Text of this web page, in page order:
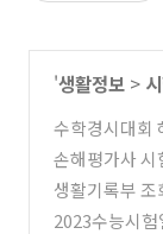
'생활정보 >
수학경시대회
손해평가사 시
생활기록부 조
2023수능시